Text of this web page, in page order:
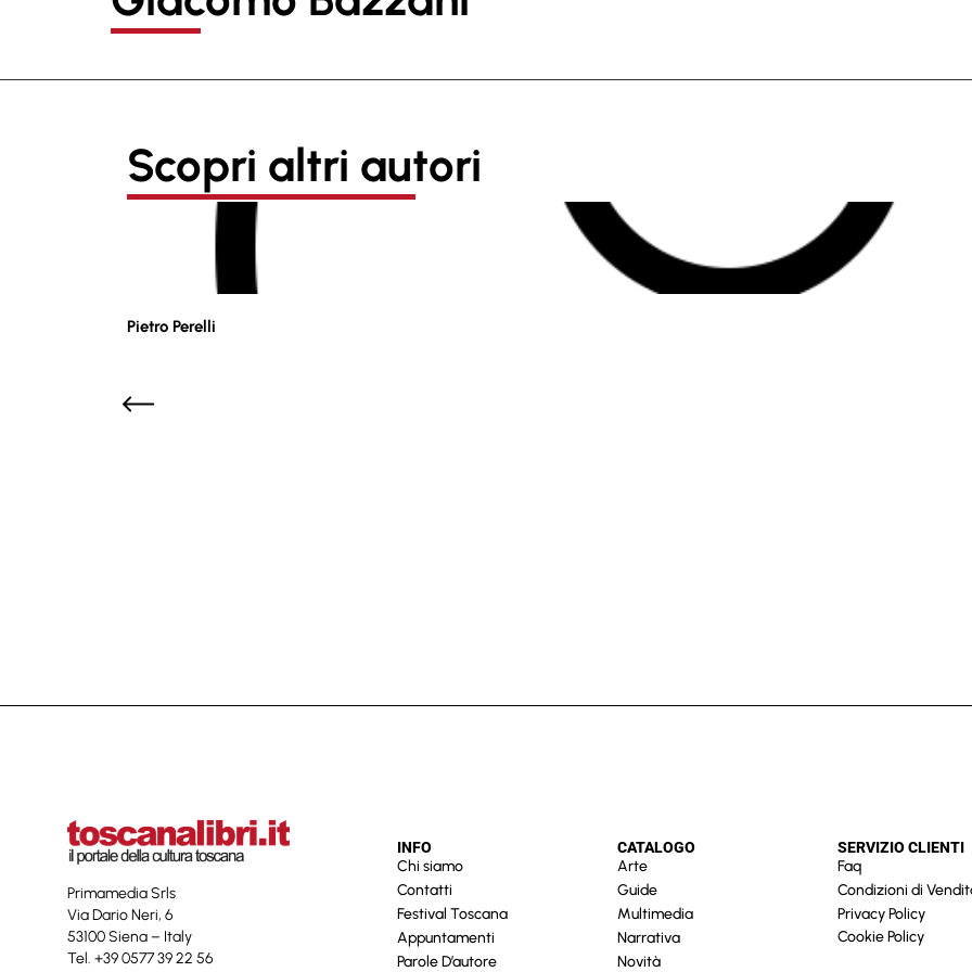
Scopri altri autori
Pietro Perelli
Primamedia Srls
Via Dario Neri, 6
53100 Siena – Italy
Tel. +39 0577 39 22 56
INFO
Chi siamo
Contatti
Festival Toscana
Appuntamenti
Parole D’autore
CATALOGO
Arte
Guide
Multimedia
Narrativa
Novità
SERVIZIO CLIENTI
Faq
Condizioni di
Privacy Policy
Cookie Policy